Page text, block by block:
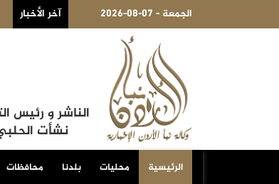
2026-08-07 - الجمعة آخر الأخبار لتقييد حق اكتساب الجنسية الأميركية بالولادة
الناشر و رئيس
نشأت
الرئيسية محليات بلدنا محافظات